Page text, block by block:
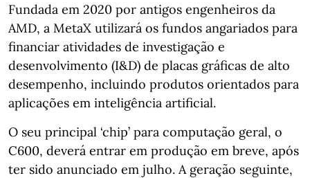
Fundada em 2020 por antigos engenheiros da
AMD, a MetaX utilizará os fundos angariados para
financiar atividades de investigação e
desenvolvimento (I&D) de placas gráficas de alto
desempenho, incluindo produtos orientados para
aplicações em inteligência artificial.
O seu principal ‘chip’ para computação geral, o
C600, deverá entrar em produção em breve, após
ter sido anunciado em julho. A geração seguinte,